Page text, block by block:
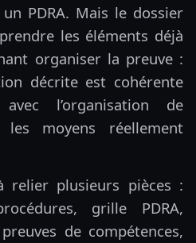
PDRA. Mais le dossier
les éléments déjà
organiser la preuve :
décrite est cohérente
l’organisation de
les moyens réellement
relier plusieurs pièces :
grille PDRA,
de compétences,